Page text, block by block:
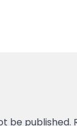
be published.